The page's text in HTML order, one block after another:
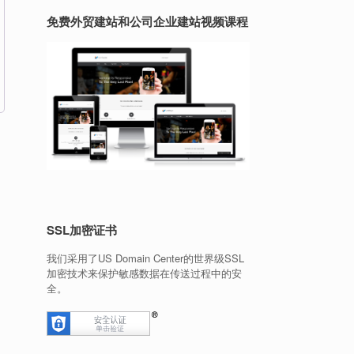
免费外贸建站和公司企业建站视频课程
SSL加密证书
我们采用了US Domain Center的世界级SSL
加密技术来保护敏感数据在传送过程中的安
全。